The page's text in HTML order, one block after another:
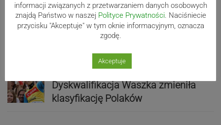
Kaniów stolicą europejskiego kajak
polo. Kilkadziesiąt drużyn z całej
Europy rywalizowało przez trzy dni
Nakamura z dubletem w Wiśle.
Dyskwalifikacja Waszka zmieniła
klasyfikację Polaków
informacji związanych z przetwarzaniem danych osobowych
znajdą Państwo w naszej Polityce Prywatności. Naciśniecie
przycisku "Akceptuje" w tym oknie informacyjnym, oznacza
zgodę.
Akceptuje